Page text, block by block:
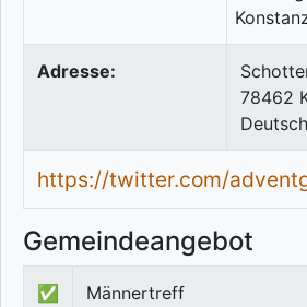
Adresse:
78462
https://twitter.com/
Gemeindeangebot
✅ Männertreff